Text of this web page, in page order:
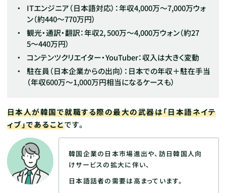
ITエンジニア（日本語対応）：年収4,000万～7,000万ウォ
ン（約440〜770万円）
観光・通訳・翻訳：年収2, 500万～4,000万ウォン（約27
5〜440万円）
コンテンツクリエイター・YouTuber：収入は大きく変動
駐在員（日本企業からの出向）：日本での年収＋駐在手当
（年収600万〜1,000万円相当になるケースも）
日本人が韓国で就職する際の最大の武器は「日本語ネイテ
ィブ」であることです。
韓国企業の日本市場進出や、訪日韓国人向
けサービスの拡大に伴い、
日本語話者の需要は高まっています。